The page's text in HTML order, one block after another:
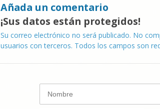
Añada un comentario
¡Sus datos están protegidos!
Su correo electrónico no será publicado. No
usuarios con terceros. Todos los campos son